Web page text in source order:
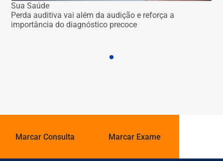
Sua Saúde
Perda auditiva vai além da audição e reforça a
importância do diagnóstico precoce
Marcar Consulta Marcar Exame